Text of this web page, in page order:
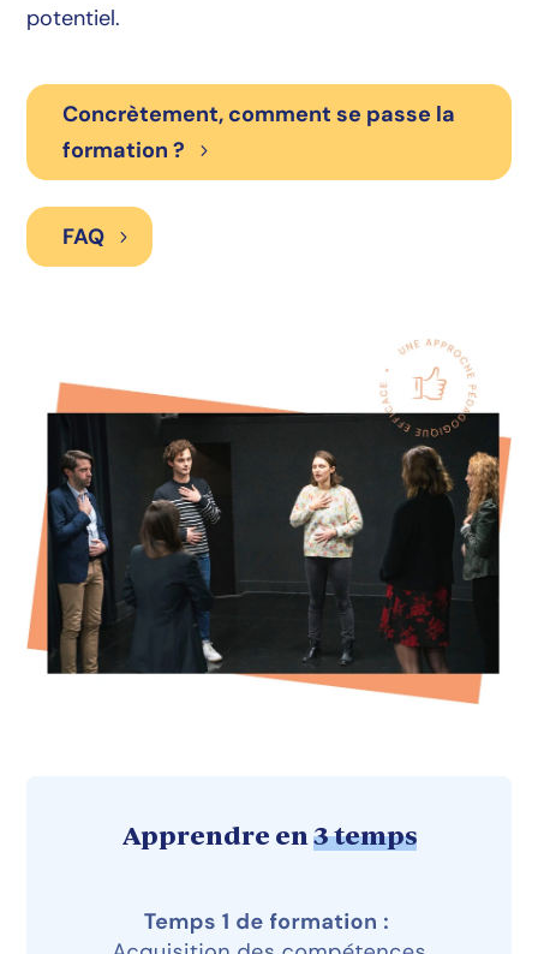
potentiel.
Concrètement, comment se passe la
formation ?
FAQ
Apprendre en3 temps